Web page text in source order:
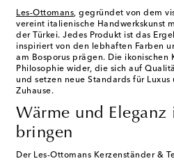
Les-Ottomans, gegründet von dem
vereint italienische Handwerkskunst
der Türkei. Jedes Produkt ist das
inspiriert von den lebhaften Farben
am Bosporus prägen. Die ikonischen
Philosophie wider, die sich auf
und setzen neue Standards für
Zuhause.
Wärme und Eleganz
bringen
Der Les-Ottomans Kerzenständer &